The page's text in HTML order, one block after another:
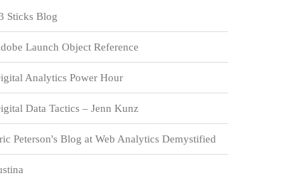
Sticks Blog
Launch Object Reference
Analytics Power Hour
Data Tactics – Jenn Kunz
Peterson's Blog at Web Analytics Demystified